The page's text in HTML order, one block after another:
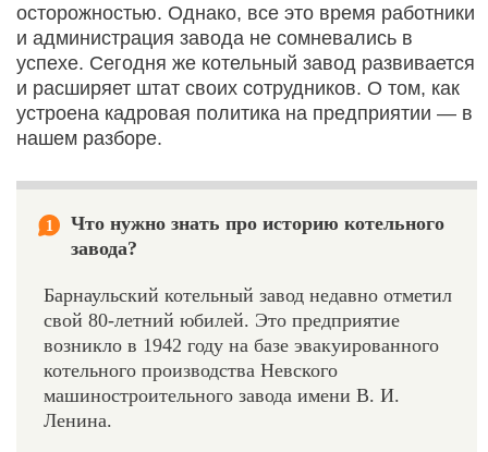
осторожностью. Однако, все это время работники
и администрация завода не сомневались в
успехе. Сегодня же котельный завод развивается
и расширяет штат своих сотрудников. О том, как
устроена кадровая политика на предприятии — в
нашем разборе.
1
Что нужно знать про историю котельного
завода?
Барнаульский котельный завод недавно отметил
свой 80-летний юбилей. Это предприятие
возникло в 1942 году на базе эвакуированного
котельного производства Невского
машиностроительного завода имени В. И.
Ленина.